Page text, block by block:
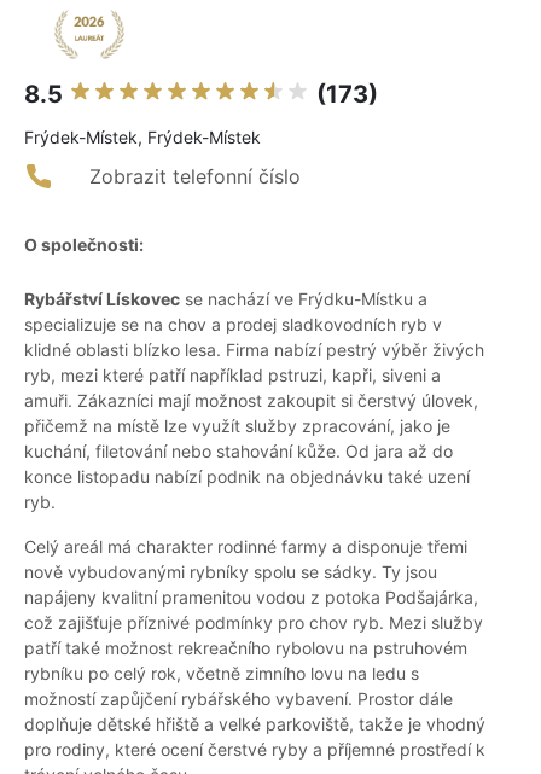
8.5 (173)
Frýdek-Místek, Frýdek-Místek
Zobrazit telefonní číslo
O společnosti:
Rybářství Lískovec se nachází ve Frýdku-Místku a
specializuje se na chov a prodej sladkovodních ryb v
klidné oblasti blízko lesa. Firma nabízí pestrý výběr živých
ryb, mezi které patří například pstruzi, kapři, siveni a
amuři. Zákazníci mají možnost zakoupit si čerstvý úlovek,
přičemž na místě lze využít služby zpracování, jako je
kuchání, filetování nebo stahování kůže. Od jara až do
konce listopadu nabízí podnik na objednávku také uzení
ryb.
Celý areál má charakter rodinné farmy a disponuje třemi
nově vybudovanými rybníky spolu se sádky. Ty jsou
napájeny kvalitní pramenitou vodou z potoka Podšajárka,
což zajišťuje příznivé podmínky pro chov ryb. Mezi služby
patří také možnost rekreačního rybolovu na pstruhovém
rybníku po celý rok, včetně zimního lovu na ledu s
možností zapůjčení rybářského vybavení. Prostor dále
doplňuje dětské hřiště a velké parkoviště, takže je vhodný
pro rodiny, které ocení čerstvé ryby a příjemné prostředí k